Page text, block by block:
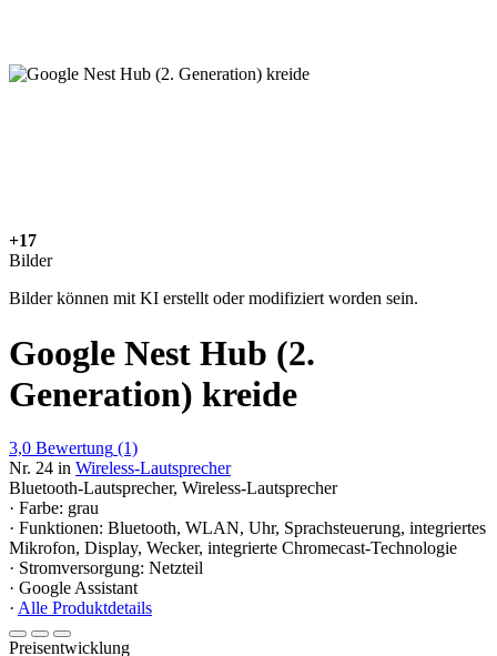
+17
Bilder
Bilder können mit KI erstellt oder modifiziert worden sein.
Google Nest Hub (2.
Generation) kreide
3,0 Bewertung (1)
Nr. 24 in Wireless-Lautsprecher
Bluetooth-Lautsprecher, Wireless-Lautsprecher
· Farbe: grau
· Funktionen: Bluetooth, WLAN, Uhr, Sprachsteuerung, integriertes
Mikrofon, Display, Wecker, integrierte Chromecast-Technologie
· Stromversorgung: Netzteil
· Google Assistant
· Alle Produktdetails
Preisentwicklung